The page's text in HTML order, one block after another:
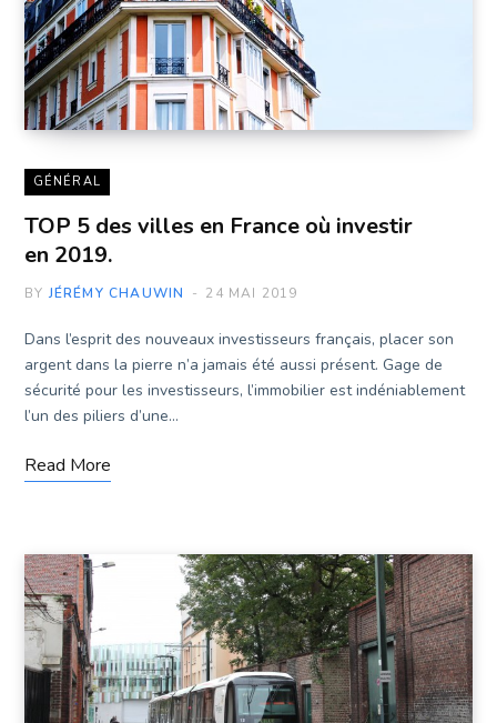
GÉNÉRAL
TOP 5 des villes en France où investir
en 2019.
BY JÉRÉMY CHAUWIN 24 MAI 2019
Dans l’esprit des nouveaux investisseurs français, placer son
argent dans la pierre n’a jamais été aussi présent. Gage de
sécurité pour les investisseurs, l’immobilier est indéniablement
l’un des piliers d’une…
Read More